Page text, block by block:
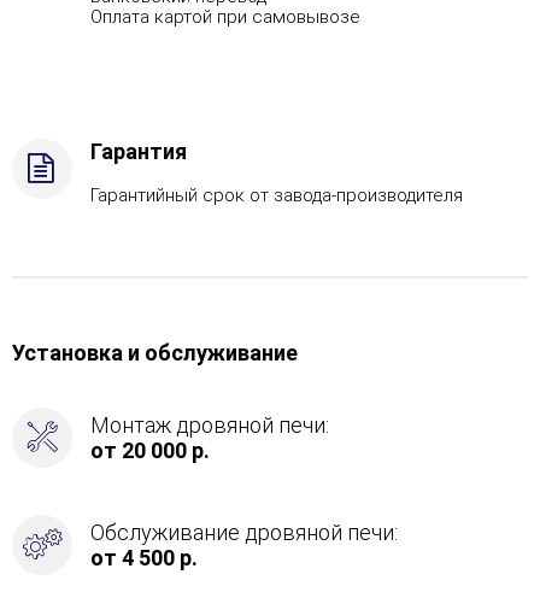
Дрова
Стандартная
комплектация,
Справа
Оплата картой при самовывозе
Гарантия
Гарантийный срок от завода-производителя
Установка и обслуживание
Монтаж дровяной печи:
от 20 000 р.
Обслуживание дровяной печи:
от 4 500 р.